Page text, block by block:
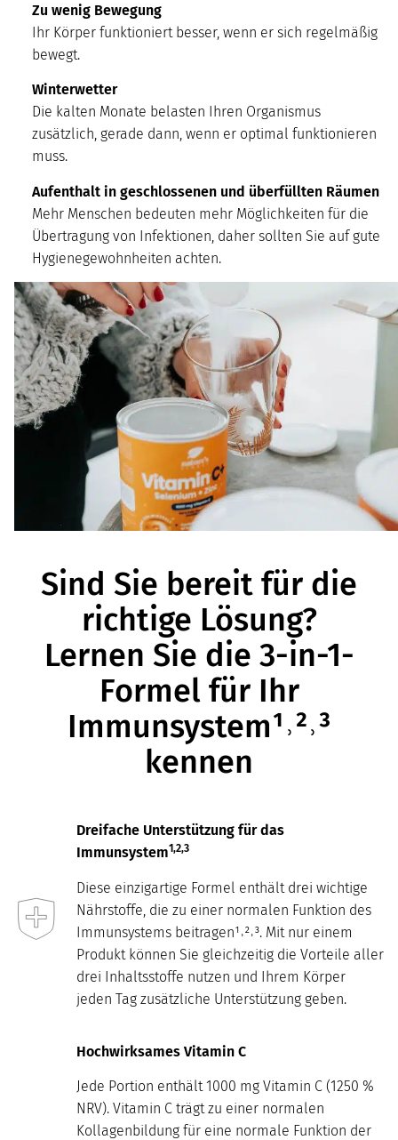
Zu wenig Bewegung
Ihr Körper funktioniert besser, wenn er sich regelmäßig
bewegt.
Winterwetter
Die kalten Monate belasten Ihren Organismus
zusätzlich, gerade dann, wenn er optimal funktionieren
muss.
Aufenthalt in geschlossenen und überfüllten Räumen
Mehr Menschen bedeuten mehr Möglichkeiten für die
Übertragung von Infektionen, daher sollten Sie auf gute
Hygienegewohnheiten achten.
Sind Sie bereit für die
richtige Lösung?
Lernen Sie die 3-in-1-
Formel für Ihr
Immunsystem¹˒²˒³
kennen
Dreifache Unterstützung für das
Immunsystem1,2,3
Diese einzigartige Formel enthält drei wichtige
Nährstoffe, die zu einer normalen Funktion des
Immunsystems beitragen¹˒²˒³. Mit nur einem
Produkt können Sie gleichzeitig die Vorteile aller
drei Inhaltsstoffe nutzen und Ihrem Körper
jeden Tag zusätzliche Unterstützung geben.
Hochwirksames Vitamin C
Jede Portion enthält 1000 mg Vitamin C (1250 %
NRV). Vitamin C trägt zu einer normalen
Kollagenbildung für eine normale Funktion der